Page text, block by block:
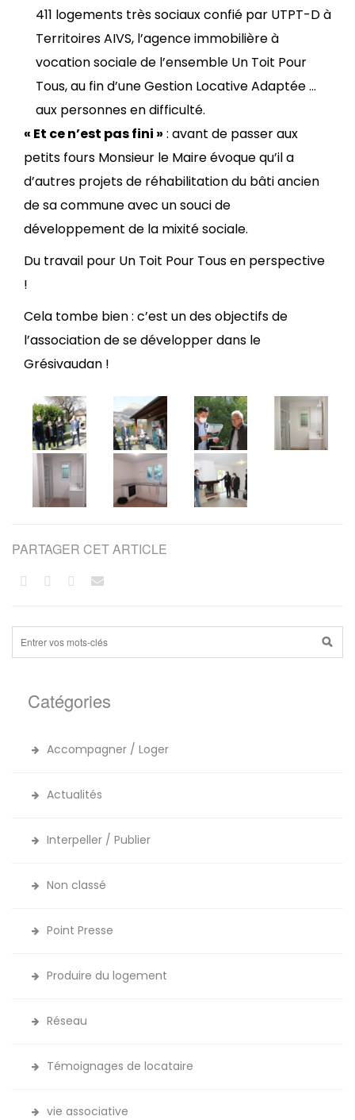
411 logements très sociaux confié par UTPT-D à
Territoires AIVS, l’agence immobilière à
vocation sociale de l’ensemble Un Toit Pour
Tous, au fin d’une Gestion Locative Adaptée …
aux personnes en difficulté.
« Et ce n’est pas fini » : avant de passer aux
petits fours Monsieur le Maire évoque qu’il a
d’autres projets de réhabilitation du bâti ancien
de sa commune avec un souci de
développement de la mixité sociale.
Du travail pour Un Toit Pour Tous en perspective
!
Cela tombe bien : c’est un des objectifs de
l’association de se développer dans le
Grésivaudan !
PARTAGER CET ARTICLE
Catégories
Accompagner / Loger
Actualités
Interpeller / Publier
Non classé
Point Presse
Produire du logement
Réseau
Témoignages de locataire
vie associative